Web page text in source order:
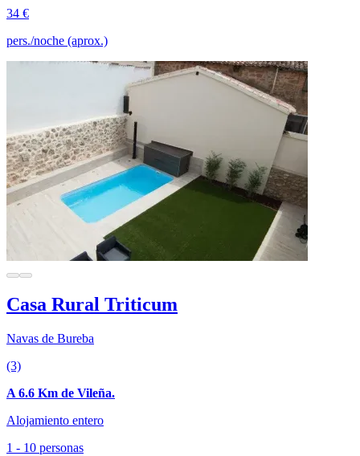
34 €
pers./noche (aprox.)
Casa Rural Triticum
Navas de Bureba
(3)
A 6.6 Km de Vileña.
Alojamiento entero
1 - 10 personas